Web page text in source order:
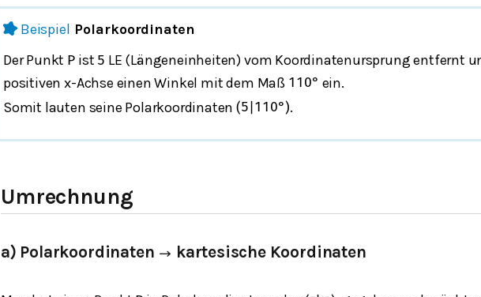
Beispiel Polarkoordinaten
Der Punkt P ist 5 LE (Längeneinheiten) vom Koordinatenursprung entfernt
positiven x-Achse einen Winkel mit dem Maß 110° ein.
Somit lauten seine Polarkoordinaten(5 110° ).
Umrechnung
a) Polarkoordinaten → kartesische Koordinaten